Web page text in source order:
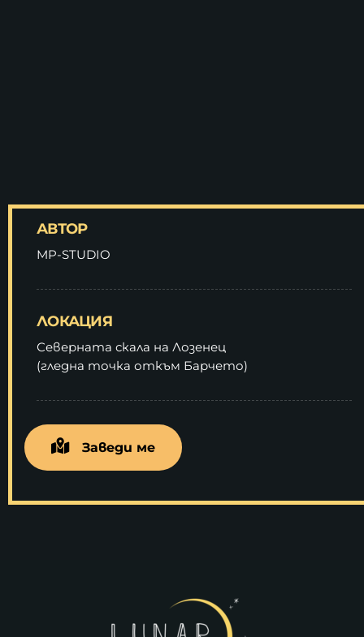
АВТОР
MP-STUDIO
ЛОКАЦИЯ
Северната скала на Лозенец
(гледна точка откъм Барчето)
Заведи ме